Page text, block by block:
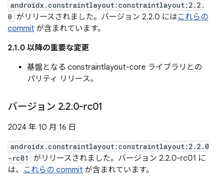
androidx.constraintlayout:constraintlayout:2.2.
0 がリリースされました。バージョン 2.2.0 にはこれらの
commit が含まれています。
2.1.0 以降の重要な変更
基盤となる constraintlayout-core ライブラリとの
パリティ リリース。
バージョン 2.2.0-rc01
2024 年 10 月 16 日
androidx.constraintlayout:constraintlayout:2.2.0
-rc01
がリリースされました。バージョン 2.2.0-rc01 に
は、 これらの commit が含まれています。